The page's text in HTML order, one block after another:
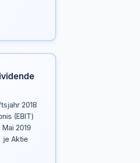
2018
(EBIT)
2019
je Aktie